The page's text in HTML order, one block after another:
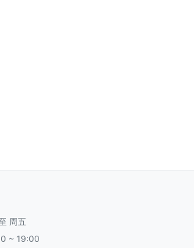
周五
~ 19:00